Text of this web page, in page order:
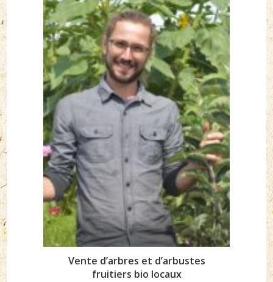
Vente d’arbres et d’arbustes
fruitiers bio locaux